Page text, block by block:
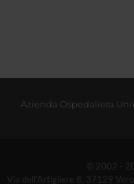
Azienda Ospedaliera
© 2002 -
Via dell'Artigliere 8, 37129